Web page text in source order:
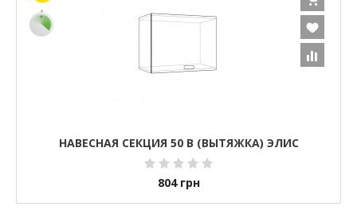
НАВЕСНАЯ СЕКЦИЯ 50 В (ВЫТЯЖКА) ЭЛИС
804 грн